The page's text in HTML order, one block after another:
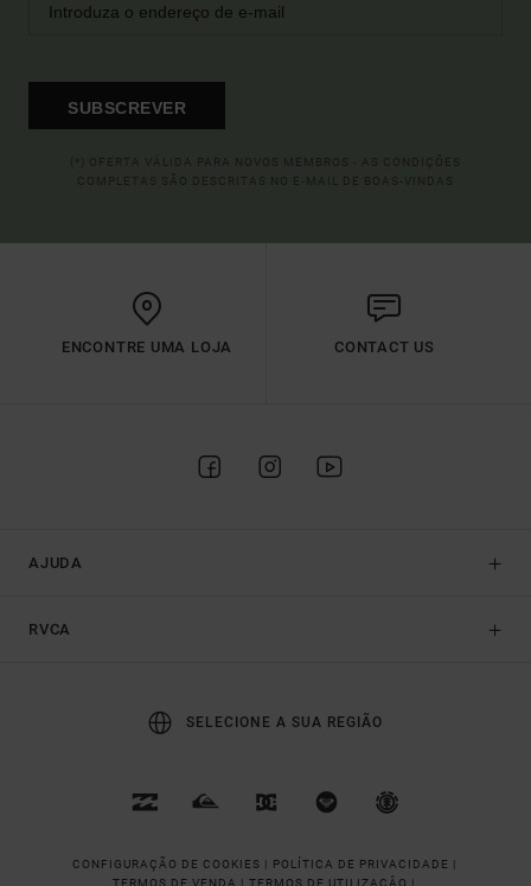
SUBSCREVER
ENCONTRE UMA LOJA CONTACT US
AJUDA
RVCA
SELECIONE A SUA REGIÃO
CONFIGURAÇÃO DE COOKIES | POLÍTICA DE PRIVACIDADE |
TERMOS DE VENDA | TERMOS DE UTILIZAÇÂO |